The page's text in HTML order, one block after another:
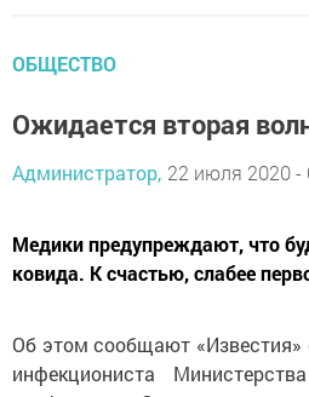
ОБЩЕСТВО
Ожидается вторая
Администратор, 22 июля 2020 -
Медики предупреждают, что
ковида. К счастью, слабее
Об этом сообщают «Известия»
инфекциониста